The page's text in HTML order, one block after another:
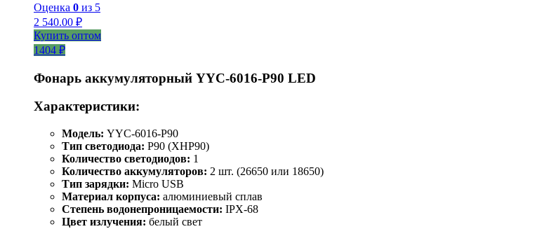
Оценка 0 из 5
2 540.00 ₽
Купить оптом
1404 ₽
Фонарь аккумуляторный YYC-6016-P90 LED
Характеристики:
Модель: YYC-6016-P90
Тип светодиода: P90 (XHP90)
Количество светодиодов: 1
Количество аккумуляторов: 2 шт. (26650 или 18650)
Тип зарядки: Micro USB
Материал корпуса: алюминиевый сплав
Степень водонепроницаемости: IPX-68
Цвет излучения: белый свет